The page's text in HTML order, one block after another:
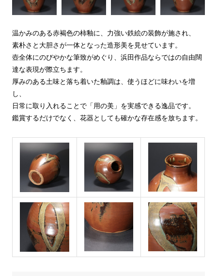
温かみのある赤褐色の柿釉に、力強い鉄絵の装飾が施され、
素朴さと大胆さが一体となった造形美を見せています。
壺全体にのびやかな筆致がめぐり、 浜田作品ならではの自由闊
達な表現が際立ちます。
厚みのある土味と落ち着いた釉調は、使うほどに味わいを増
し、
日常に取り入れることで「用の美」を実感できる逸品です。
鑑賞するだけでなく、花器としても確かな存在感を放ちます。